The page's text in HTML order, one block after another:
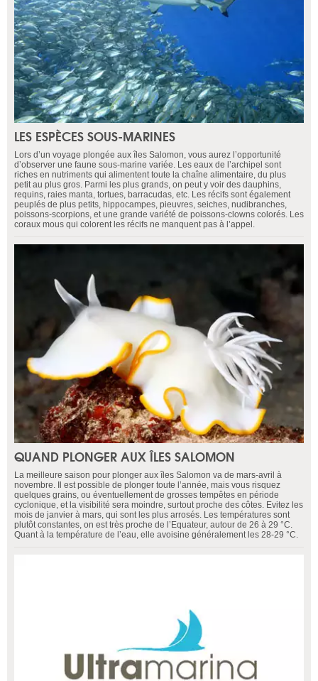
LES ESPÈCES SOUS-MARINES
Lors d’un voyage plongée aux îles Salomon, vous aurez l’opportunité
d’observer une faune sous-marine variée. Les eaux de l’archipel sont
riches en nutriments qui alimentent toute la chaîne alimentaire, du plus
petit au plus gros. Parmi les plus grands, on peut y voir des dauphins,
requins, raies manta, tortues, barracudas, etc. Les récifs sont également
peuplés de plus petits, hippocampes, pieuvres, seiches, nudibranches,
poissons-scorpions, et une grande variété de poissons-clowns colorés. Les
coraux mous qui colorent les récifs ne manquent pas à l’appel.
QUAND PLONGER AUX ÎLES SALOMON
La meilleure saison pour plonger aux îles Salomon va de mars-avril à
novembre. Il est possible de plonger toute l’année, mais vous risquez
quelques grains, ou éventuellement de grosses tempêtes en période
cyclonique, et la visibilité sera moindre, surtout proche des côtes. Evitez les
mois de janvier à mars, qui sont les plus arrosés. Les températures sont
plutôt constantes, on est très proche de l’Equateur, autour de 26 à 29 °C.
Quant à la température de l’eau, elle avoisine généralement les 28-29 °C.